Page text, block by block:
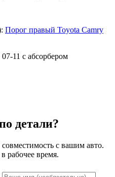
Порог правый Toyota Camry
11 с абсорбером
детали?
с вашим авто.
рабочее время.